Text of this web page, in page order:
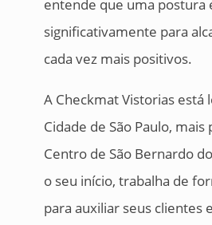
entende que uma postura
significativamente para
cada vez mais positivos.
A Checkmat Vistorias está
Cidade de São Paulo,
Centro de São Bernardo
o seu início, trabalha de
para auxiliar seus clientes